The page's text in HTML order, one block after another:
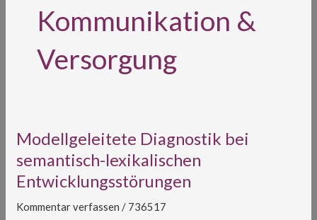
Kommunikation &
Versorgung
Modellgeleitete Diagnostik bei
semantisch-lexikalischen
Entwicklungsstörungen
Kommentar verfassen / 736517
Modellgeleitete
bei
semantisch-
lexikalischen